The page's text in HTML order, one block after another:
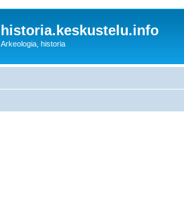
historia.keskustelu.info
Arkeologia, historia